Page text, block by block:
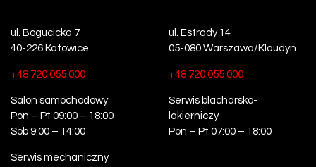
ul. Bogucicka 7
40-226 Katowice
+48 720 055 000
Salon samochodowy
Pon – Pt 09:00 – 18:00
Sob 9:00 – 14:00
Serwis mechaniczny
ul. Estrady 14
05-080 Warszawa/Klaudyn
+48 720 055 000
Serwis blacharsko-
lakierniczy
Pon – Pt 07:00 – 18:00